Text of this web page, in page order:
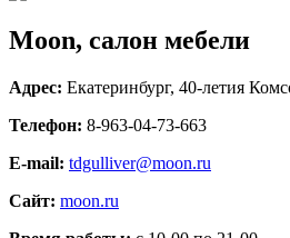
Moon, салон мебели
Адрес: Екатеринбург, 40-летия
Телефон: 8-963-04-73-663
E-mail: tdgulliver@moon.ru
Сайт: moon.ru